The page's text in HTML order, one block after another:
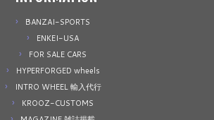
BANZAI-SPORTS
ENKEI-USA
FOR SALE CARS
HYPERFORGED wheels
INTRO WHEEL 輸入代行
KROOZ-CUSTOMS